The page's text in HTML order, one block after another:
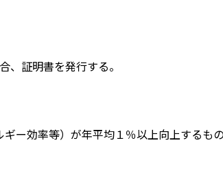
証明書を発行する。
ー効率等）が年平均１％以上向上するもの